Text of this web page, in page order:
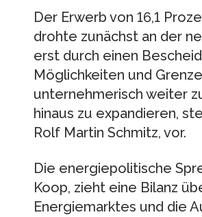
Der Erwerb von 16,1
drohte zunächst an der
erst durch einen
Möglichkeiten und
unternehmerisch weiter
hinaus zu expandieren,
Rolf Martin Schmitz, vor.
Die energiepolitische
Koop, zieht eine Bilanz
Energiemarktes und die